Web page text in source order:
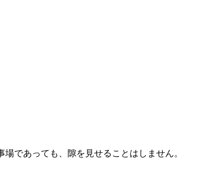
であっても、隙を見せることはしません。